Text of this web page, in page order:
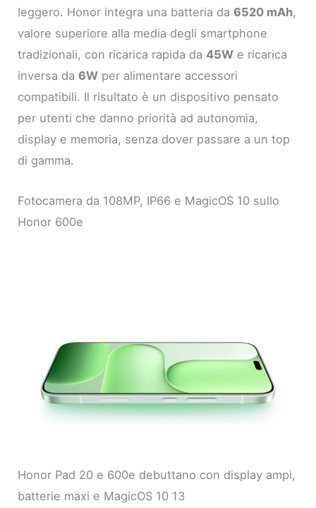
leggero. Honor integra una batteria da6520 mAh,
valore superiore alla media degli smartphone
tradizionali, con ricarica rapida da45W e ricarica
inversa da6W per alimentare accessori
compatibili. Il risultato è un dispositivo pensato
per utenti che danno priorità ad autonomia,
display e memoria, senza dover passare a un top
di gamma.
Fotocamera da 108MP, IP66 e MagicOS 10 sullo
Honor 600e
Honor Pad 20 e 600e debuttano con display ampi,
batterie maxi e MagicOS 10 13